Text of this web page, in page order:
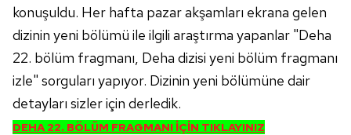
konuşuldu. Her hafta pazar akşamları ekrana gelen
dizinin yeni bölümü ile ilgili araştırma yapanlar "Deha
22. bölüm fragmanı, Deha dizisi yeni bölüm fragmanı
izle" sorguları yapıyor. Dizinin yeni bölümüne dair
detayları sizler için derledik.
DEHA 22. BÖLÜM FRAGMANI İÇİN TIKLAYINIZ